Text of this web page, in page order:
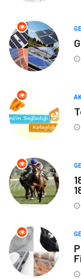
Tanıtıcı Reklam
Dekorasyon
Makine
Güzellik &
Organizasyon
Hizmet
Aksesuar